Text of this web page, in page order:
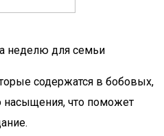
неделю для семьи
содержатся в бобовых,
насыщения, что поможет